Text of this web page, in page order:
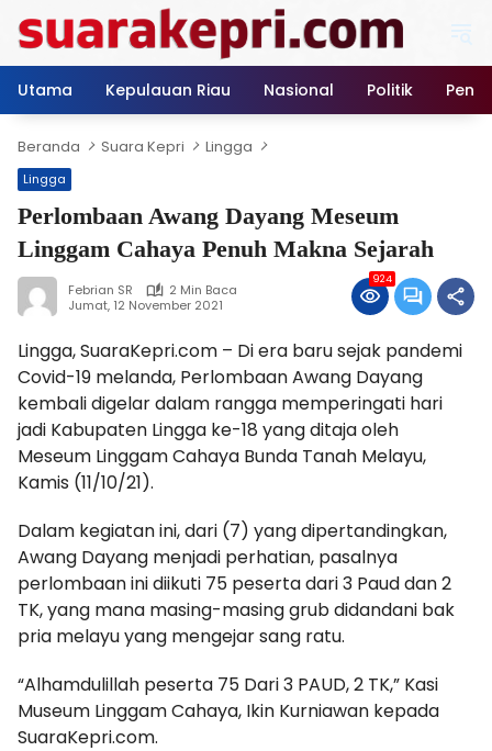
konten
Utama
Kepulauan Riau Nasional Politik
Beranda Suara Kepri Lingga
Lingga
Perlombaan Awang Dayang Meseum
Linggam Cahaya Penuh Makna Sejarah
Febrian SR
2 Min Baca
Jumat, 12 November 2021
924
Lingga, SuaraKepri.com – Di era baru sejak pandemi
Covid-19 melanda, Perlombaan Awang Dayang
kembali digelar dalam rangga memperingati hari
jadi Kabupaten Lingga ke-18 yang ditaja oleh
Meseum Linggam Cahaya Bunda Tanah Melayu,
Kamis (11/10/21).
Dalam kegiatan ini, dari (7) yang dipertandingkan,
Awang Dayang menjadi perhatian, pasalnya
perlombaan ini diikuti 75 peserta dari 3 Paud dan 2
TK, yang mana masing-masing grub didandani bak
pria melayu yang mengejar sang ratu.
“Alhamdulillah peserta 75 Dari 3 PAUD, 2 TK,” Kasi
Museum Linggam Cahaya, Ikin Kurniawan kepada
SuaraKepri.com.